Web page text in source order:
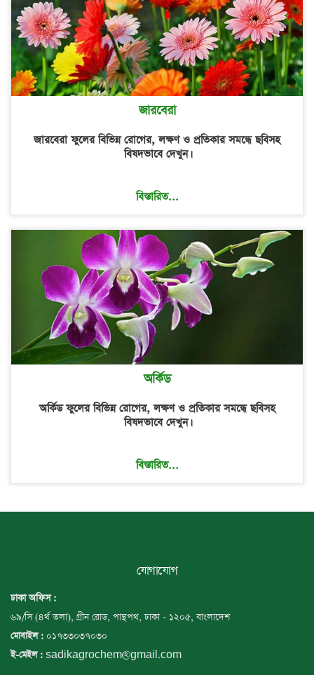
জারবেরা
জারবেরা ফুলের বিভিন্ন রোগের, লক্ষণ ও প্রতিকার সমন্ধে ছবিসহ
বিষদভাবে দেখুন।
বিস্তারিত...
অর্কিড
অর্কিড ফুলের বিভিন্ন রোগের, লক্ষণ ও প্রতিকার সমন্ধে ছবিসহ
বিষদভাবে দেখুন।
বিস্তারিত...
যোগাযোগ
ঢাকা অফিস :
৬৯/সি (৪র্থ তলা), গ্রীন রোড, পান্থপথ, ঢাকা - ১২০৫, বাংলাদেশ
মোবাইল : ০১৭৩৩০৩৭০৩০
ই-মেইল : sadikagrochem@gmail.com